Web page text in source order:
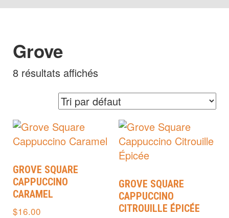
Grove
8 résultats affichés
GROVE SQUARE
CAPPUCCINO
CARAMEL
$16.00
GROVE SQUARE
CAPPUCCINO
CITROUILLE ÉPICÉE